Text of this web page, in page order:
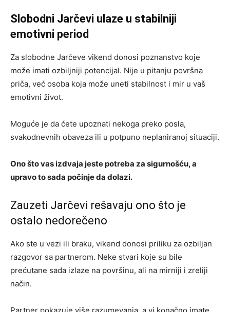
Slobodni Jarčevi ulaze u stabilniji
emotivni period
Za slobodne Jarčeve vikend donosi poznanstvo koje
može imati ozbiljniji potencijal. Nije u pitanju površna
priča, već osoba koja može uneti stabilnost i mir u vaš
emotivni život.
Moguće je da ćete upoznati nekoga preko posla,
svakodnevnih obaveza ili u potpuno neplaniranoj situaciji.
Ono što vas izdvaja jeste potreba za sigurnošću, a
upravo to sada počinje da dolazi.
Zauzeti Jarčevi rešavaju ono što je
ostalo nedorečeno
Ako ste u vezi ili braku, vikend donosi priliku za ozbiljan
razgovor sa partnerom. Neke stvari koje su bile
prećutane sada izlaze na površinu, ali na mirniji i zreliji
način.
Partner pokazuje više razumevanja, a vi konačno imate